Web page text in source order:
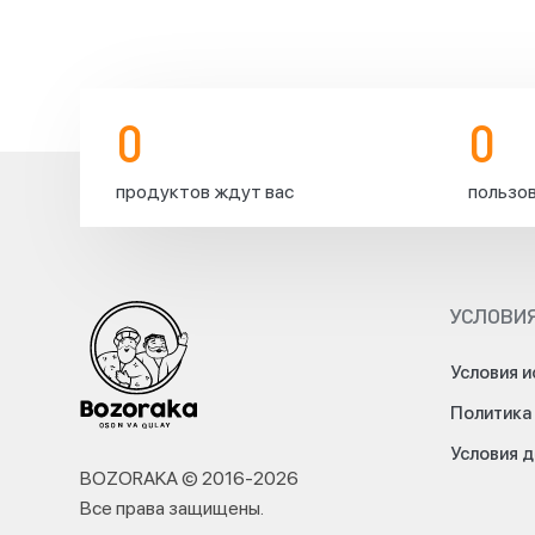
0
продуктов ждут вас
0
BOZORAKA © 2016-2026
Все права защищены.
Условия
Условия